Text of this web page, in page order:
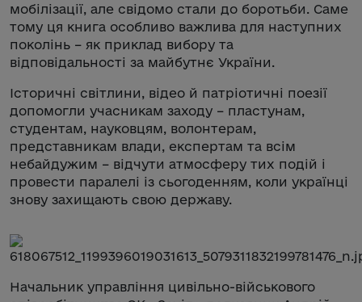
мобілізації, але свідомо стали до боротьби. Саме
тому ця книга особливо важлива для наступних
поколінь – як приклад вибору та
відповідальності за майбутнє України.
Історичні світлини, відео й патріотичні поезії
допомогли учасникам заходу – пластунам,
студентам, науковцям, волонтерам,
представникам влади, експертам та всім
небайдужим – відчути атмосферу тих подій і
провести паралелі із сьогоденням, коли українці
знову захищають свою державу.
Начальник управління цивільно-військового